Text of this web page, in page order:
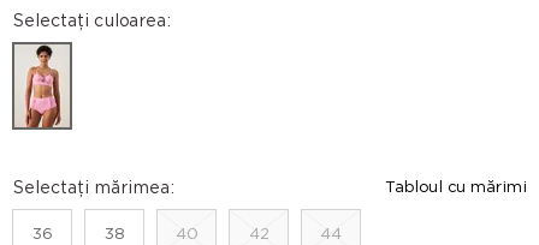
Selectați culoarea:
Selectați mărimea: Tabloul cu mărimi
36 38 40 42 44